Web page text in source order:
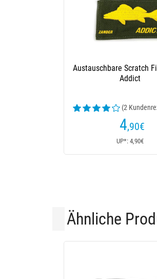
Austauschbare Scratch
Addict
(2
4,90€
UP*: 4,90€
Ähnliche